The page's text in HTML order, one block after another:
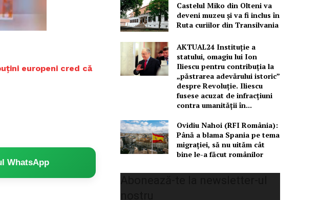
europeni cred că
WhatsApp
Castelul Miko din Olteni va
deveni muzeu şi va fi inclus în
Ruta curiilor din Transilvania
AKTUAL24 Instituție a
statului, omagiu lui Ion
Iliescu pentru contribuția la
„păstrarea adevărului istoric”
despre Revoluție. Iliescu
fusese acuzat de infracțiuni
contra umanității în...
Ovidiu Nahoi (RFI România):
Până a blama Spania pe tema
migrației, să nu uităm cât
bine le-a făcut românilor